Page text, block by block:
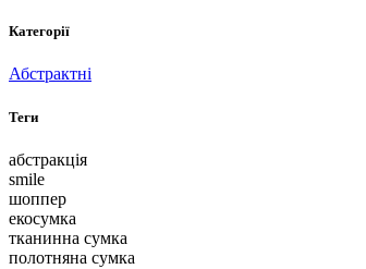
Категорії
Абстрактні
Теги
абстракція
smile
шоппер
екосумка
тканинна сумка
полотняна сумка